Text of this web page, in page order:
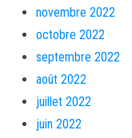
novembre 2022
octobre 2022
septembre 2022
août 2022
juillet 2022
juin 2022